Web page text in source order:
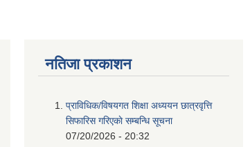
नतिजा प्रकाशन
प्राविधिक/विषयगत शिक्षा अध्ययन छात्रवृत्ति
सिफारिस गरिएकाे सम्बन्धि सूचना
07/20/2026 - 20:32